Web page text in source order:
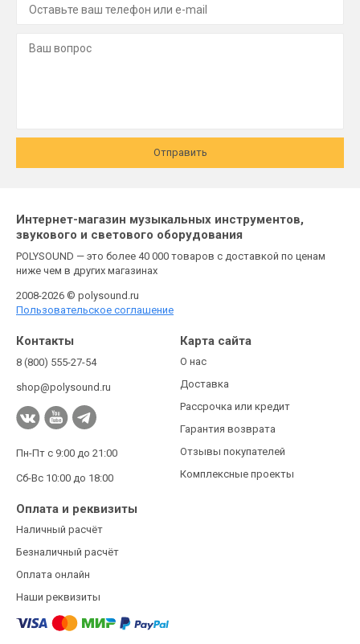
Отправить
Интернет-магазин музыкальных инструментов,
звукового и светового оборудования
POLYSOUND — это более 40 000 товаров с доставкой по ценам
ниже чем в других магазинах
2008-2026 © polysound.ru
Пользовательское соглашение
Контакты
8 (800) 555-27-54
shop@polysound.ru
Пн-Пт с 9:00 до 21:00
Сб-Вс 10:00 до 18:00
Карта сайта
О нас
Доставка
Рассрочка или кредит
Гарантия возврата
Отзывы покупателей
Комплексные проекты
Оплата и реквизиты
Наличный расчёт
Безналичный расчёт
Оплата онлайн
Наши реквизиты